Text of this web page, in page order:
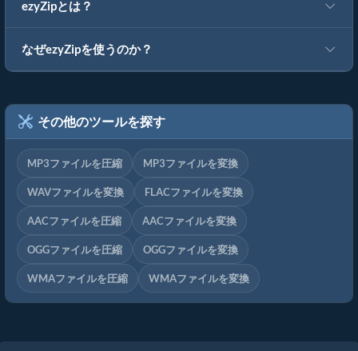
ezyZipとは？
なぜezyZipを使うのか？
その他のツールを探す
MP3ファイルを圧縮 MP3ファイルを変換
WAVファイルを変換 FLACファイルを変換
AACファイルを圧縮 AACファイルを変換
OGGファイルを圧縮 OGGファイルを変換
WMAファイルを圧縮 WMAファイルを変換